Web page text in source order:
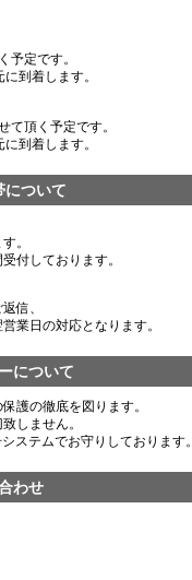
予定です。
到着します。
て頂く予定です。
到着します。
について
。
付しております。
信、
業日の対応となります。
について
護の徹底を図ります。
しません。
ステムでお守りしております。
わせ